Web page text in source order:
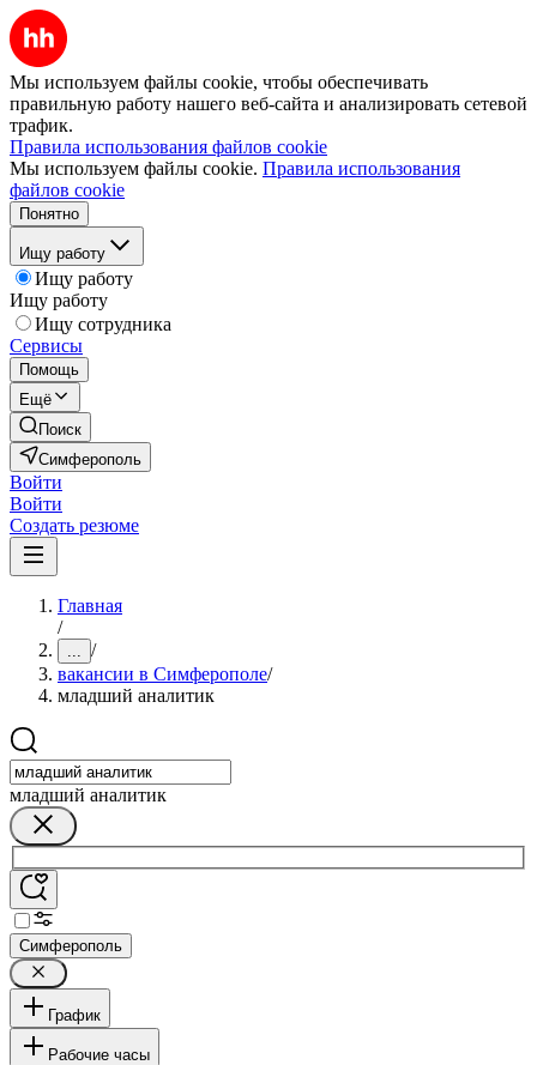
Мы используем файлы cookie, чтобы обеспечивать
правильную работу нашего веб-сайта и анализировать сетевой
трафик.
Правила использования файлов cookie
Мы используем файлы cookie. Правила использования
файлов cookie
Понятно
Ищу работу
Ищу работу
Ищу работу
Ищу сотрудника
Сервисы
Помощь
Ещё
Поиск
Симферополь
Войти
Войти
Создать резюме
Главная
/
... /
вакансии в Симферополе/
младший аналитик
младший аналитик
Симферополь
График
Рабочие часы